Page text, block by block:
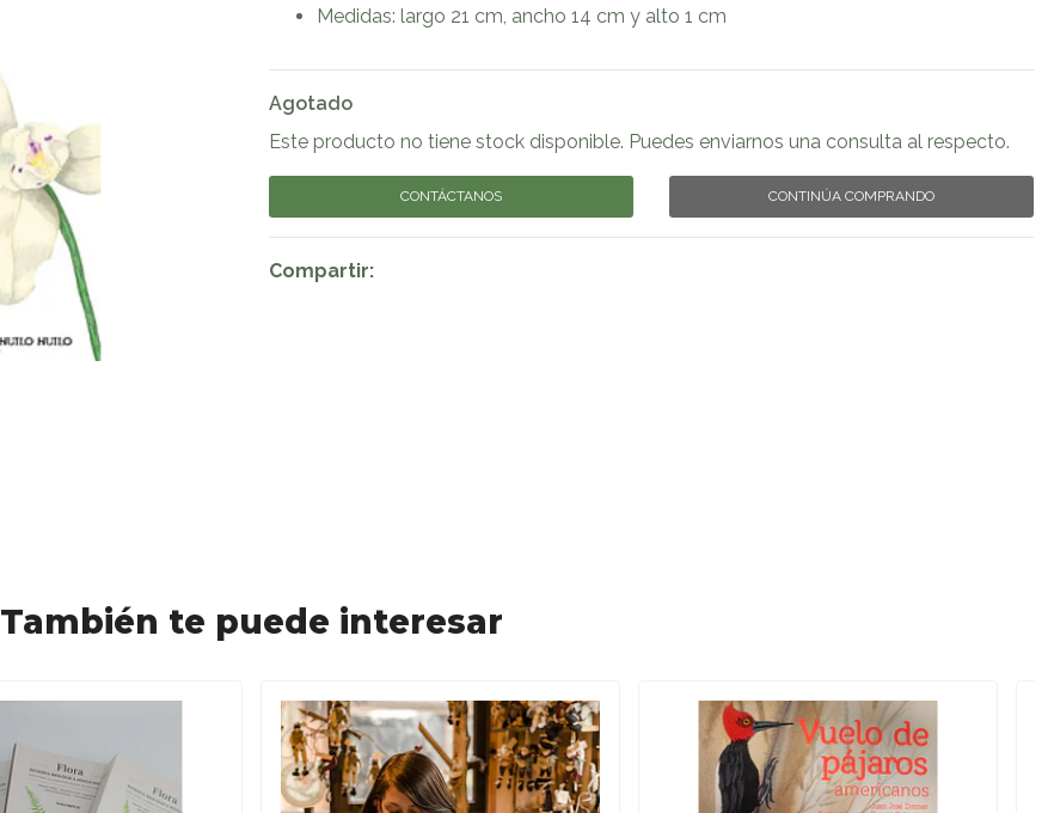
Medidas: largo 21 cm, ancho 14 cm y alto 1 cm
Agotado
Este producto no tiene stock disponible. Puedes enviarnos una consulta al respecto.
CONTÁCTANOS CONTINÚA COMPRANDO
Compartir:
También te puede interesar